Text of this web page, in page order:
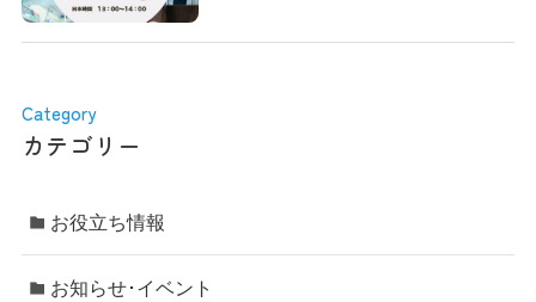
Category
カテゴリー
お役立ち情報
お知らせ･イベント